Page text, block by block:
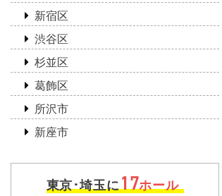
新宿区
渋谷区
杉並区
葛飾区
所沢市
新座市
東京･埼玉に17ホール